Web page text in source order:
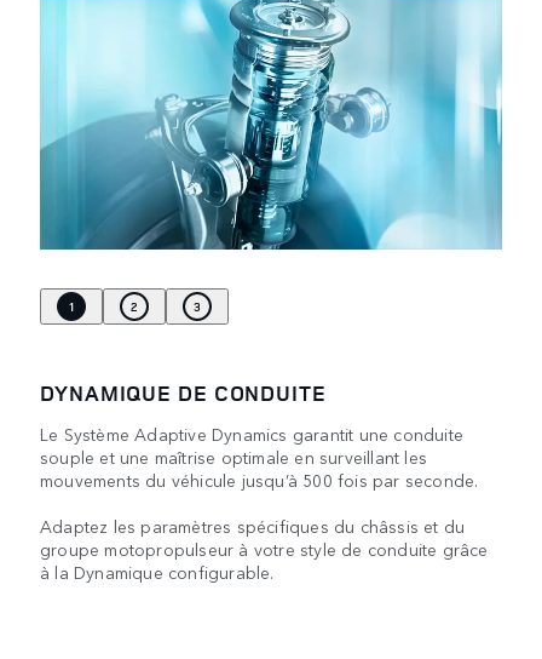
1 2 3
DYNAMIQUE DE CONDUITE
Le Système Adaptive Dynamics garantit une conduite
souple et une maîtrise optimale en surveillant les
mouvements du véhicule jusqu’à 500 fois par seconde.
Adaptez les paramètres spécifiques du châssis et du
groupe motopropulseur à votre style de conduite grâce
à la Dynamique configurable.